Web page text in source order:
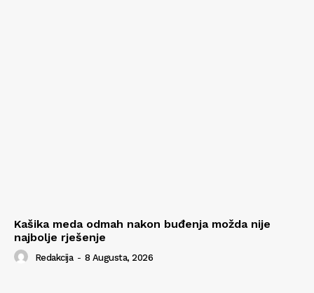
Kašika meda odmah nakon buđenja možda nije
najbolje rješenje
Redakcija - 8 Augusta, 2026